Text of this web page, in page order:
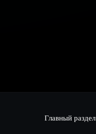
Главный раздел